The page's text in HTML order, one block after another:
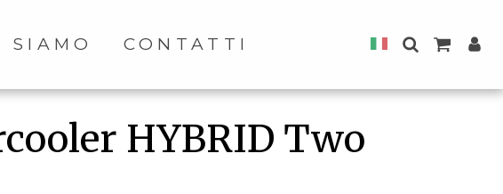
SIAMO CONTATTI
HYBRID Two